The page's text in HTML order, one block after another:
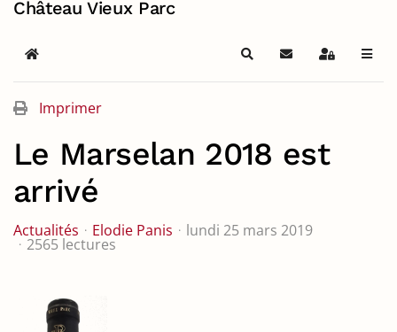
Château Vieux Parc
Home SearchS'abonner au blog
Sign In
Imprimer
Le Marselan 2018 est
arrivé
Actualités Elodie Panis lundi 25 mars 2019
2565 lectures